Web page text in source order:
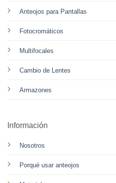
Anteojos para Pantallas
Fotocromáticos
Multifocales
Cambio de Lentes
Armazones
Información
Nosotros
Porqué usar anteojos